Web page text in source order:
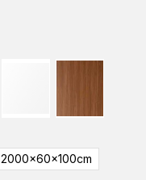
2000x60x100cm